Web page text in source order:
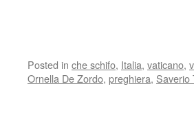
Posted in che schifo, Italia, vaticano,
Ornella De Zordo, preghiera, Saverio